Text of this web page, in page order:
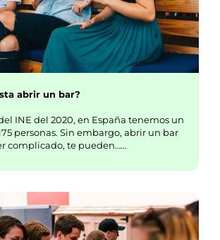
abrir un bar?
INE del 2020, en España tenemos un
personas. Sin embargo, abrir un bar
complicado, te pueden……